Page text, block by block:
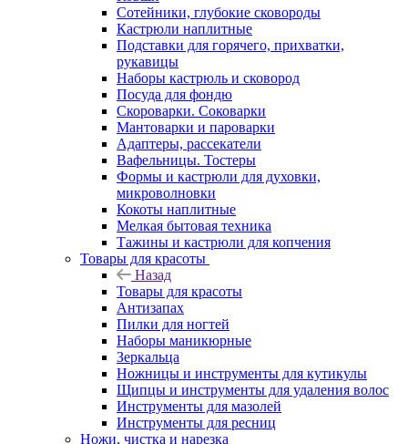
Сотейники, глубокие сковороды
Кастрюли наплитные
Подставки для горячего, прихватки,
рукавицы
Наборы кастрюль и сковород
Посуда для фондю
Скороварки. Соковарки
Мантоварки и пароварки
Адаптеры, рассекатели
Вафельницы. Тостеры
Формы и кастрюли для духовки,
микроволновки
Кокоты наплитные
Мелкая бытовая техника
Тажины и кастрюли для копчения
Товары для красоты
Назад
Товары для красоты
Антизапах
Пилки для ногтей
Наборы маникюрные
Зеркальца
Ножницы и инструменты для кутикулы
Щипцы и инструменты для удаления волос
Инструменты для мазолей
Инструменты для ресниц
Ножи, чистка и нарезка